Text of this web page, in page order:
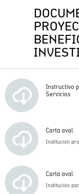
Instructivo
Servicios
Carta aval
Institución
Carta aval
Institución